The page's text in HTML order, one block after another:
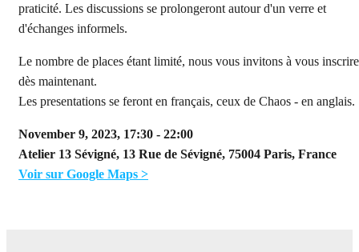
praticité. Les discussions se prolongeront autour d'un verre et
d'échanges informels.
Le nombre de places étant limité, nous vous invitons à vous inscrire
dès maintenant.
Les presentations se feront en français, ceux de Chaos - en anglais.
November 9, 2023, 17:30 - 22:00
Atelier 13 Sévigné, 13 Rue de Sévigné, 75004 Paris, France
Voir sur Google Maps >